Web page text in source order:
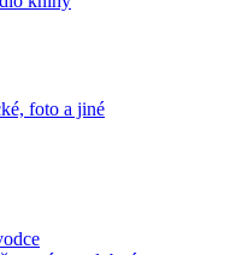
foto a jiné